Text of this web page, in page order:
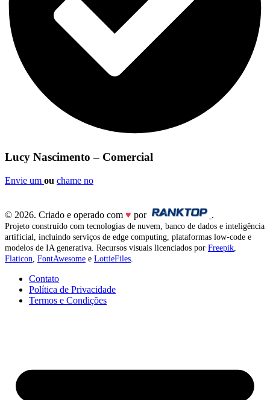
Lucy Nascimento – Comercial
Envie um ou chame no
© 2026. Criado e operado com ♥ por .
Projeto construído com tecnologias de nuvem, banco de dados e inteligência
artificial, incluindo serviços de edge computing, plataformas low-code e
modelos de IA generativa. Recursos visuais licenciados por Freepik,
Flaticon, FontAwesome e LottieFiles.
Contato
Política de Privacidade
Termos e Condições